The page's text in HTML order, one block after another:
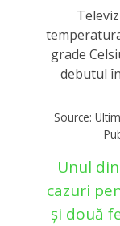
grade
debutul
Source:
Unul
cazuri
și două